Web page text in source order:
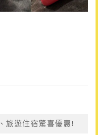
旅遊住宿驚喜優惠!